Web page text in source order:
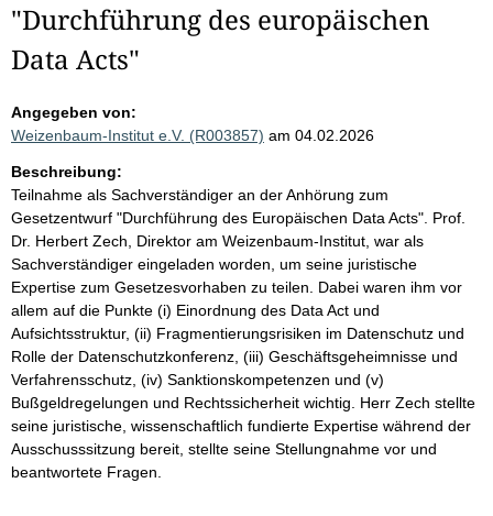
"Durchführung des europäischen
Data Acts"
Angegeben von:
Weizenbaum-Institut e.V. (R003857) am 04.02.2026
Beschreibung:
Teilnahme als Sachverständiger an der Anhörung zum
Gesetzentwurf "Durchführung des Europäischen Data Acts". Prof.
Dr. Herbert Zech, Direktor am Weizenbaum-Institut, war als
Sachverständiger eingeladen worden, um seine juristische
Expertise zum Gesetzesvorhaben zu teilen. Dabei waren ihm vor
allem auf die Punkte (i) Einordnung des Data Act und
Aufsichtsstruktur, (ii) Fragmentierungsrisiken im Datenschutz und
Rolle der Datenschutzkonferenz, (iii) Geschäftsgeheimnisse und
Verfahrensschutz, (iv) Sanktionskompetenzen und (v)
Bußgeldregelungen und Rechtssicherheit wichtig. Herr Zech stellte
seine juristische, wissenschaftlich fundierte Expertise während der
Ausschusssitzung bereit, stellte seine Stellungnahme vor und
beantwortete Fragen.